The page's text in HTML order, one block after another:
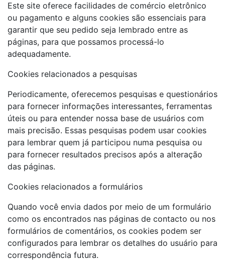
Este site oferece facilidades de comércio eletrônico
ou pagamento e alguns cookies são essenciais para
garantir que seu pedido seja lembrado entre as
páginas, para que possamos processá-lo
adequadamente.
Cookies relacionados a pesquisas
Periodicamente, oferecemos pesquisas e questionários
para fornecer informações interessantes, ferramentas
úteis ou para entender nossa base de usuários com
mais precisão. Essas pesquisas podem usar cookies
para lembrar quem já participou numa pesquisa ou
para fornecer resultados precisos após a alteração
das páginas.
Cookies relacionados a formulários
Quando você envia dados por meio de um formulário
como os encontrados nas páginas de contacto ou nos
formulários de comentários, os cookies podem ser
configurados para lembrar os detalhes do usuário para
correspondência futura.